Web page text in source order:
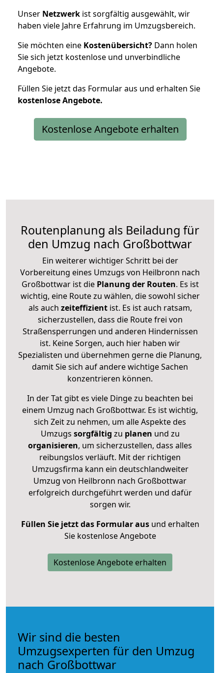
Unser Netzwerk ist sorgfältig ausgewählt, wir
haben viele Jahre Erfahrung im Umzugsbereich.
Sie möchten eine Kostenübersicht? Dann holen
Sie sich jetzt kostenlose und unverbindliche
Angebote.
Füllen Sie jetzt das Formular aus und erhalten Sie
kostenloseAngebote.
Kostenlose Angebote erhalten
Routenplanung als Beiladung für
den Umzug nach Großbottwar
Ein weiterer wichtiger Schritt bei der
Vorbereitung eines Umzugs von Heilbronn nach
Großbottwar ist diePlanung der Routen. Es ist
wichtig, eine Route zu wählen, die sowohl sicher
als auch zeiteffizientist. Es ist auch ratsam,
sicherzustellen, dass die Route frei von
Straßensperrungen und anderen Hindernissen
ist. Keine Sorgen, auch hier haben wir
Spezialisten und übernehmen gerne die Planung,
damit Sie sich auf andere wichtige Sachen
konzentrieren können.
In der Tat gibt es viele Dinge zu beachten bei
einem Umzug nach Großbottwar. Es ist wichtig,
sich Zeit zu nehmen, um alle Aspekte des
Umzugs sorgfältig zu planen und zu
organisieren, um sicherzustellen, dass alles
reibungslos verläuft. Mit der richtigen
Umzugsfirma kann ein deutschlandweiter
Umzug von Heilbronn nach Großbottwar
erfolgreich durchgeführt werden und dafür
sorgen wir.
Füllen Sie jetzt das Formular ausund erhalten
Sie kostenlose Angebote
Kostenlose Angebote erhalten
Wir sind die besten
Umzugsexperten für den Umzug
nach Großbottwar